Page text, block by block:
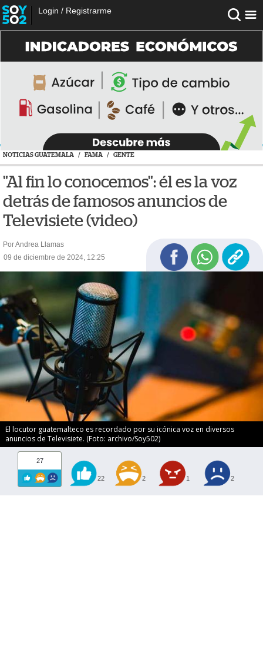
Login / Registrarme
NOTICIAS GUATEMALA / FAMA / GENTE
"Al fin lo conocemos": él es la voz
detrás de famosos anuncios de
Televisiete (video)
Por Andrea Llamas
09 de diciembre de 2024, 12:25
El locutor guatemalteco es recordado por su icónica voz en diversos
anuncios de Televisiete. (Foto: archivo/Soy502)
27
22 2 1 2